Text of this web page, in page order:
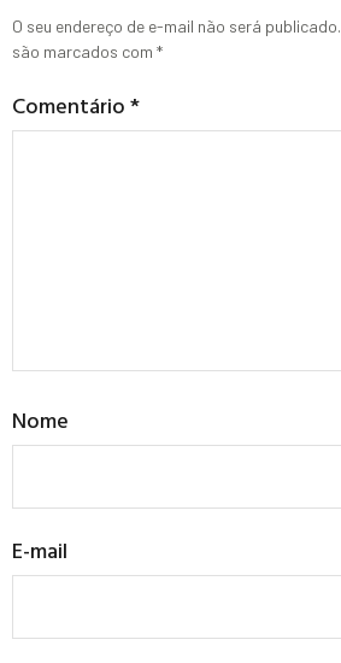
O seu endereço de e-mail não será publicado.
são marcados com *
Comentário*
Nome
E-mail